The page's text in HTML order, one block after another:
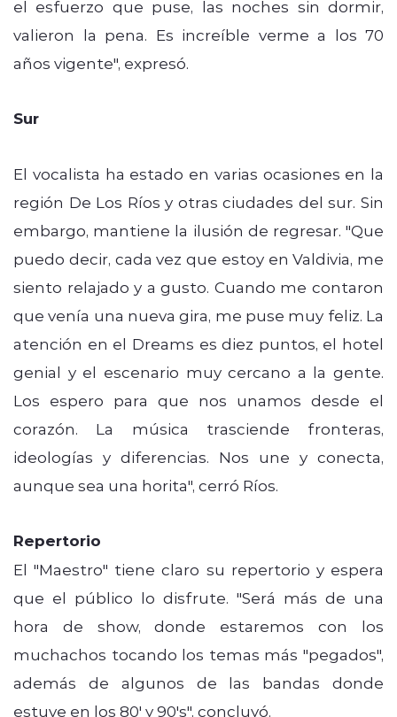
el esfuerzo que puse, las noches sin dormir,
valieron la pena. Es increíble verme a los 70
años vigente", expresó.
Sur
El vocalista ha estado en varias ocasiones en la
región De Los Ríos y otras ciudades del sur. Sin
embargo, mantiene la ilusión de regresar. "Que
puedo decir, cada vez que estoy en Valdivia, me
siento relajado y a gusto. Cuando me contaron
que venía una nueva gira, me puse muy feliz. La
atención en el Dreams es diez puntos, el hotel
genial y el escenario muy cercano a la gente.
Los espero para que nos unamos desde el
corazón. La música trasciende fronteras,
ideologías y diferencias. Nos une y conecta,
aunque sea una horita", cerró Ríos.
Repertorio
El "Maestro" tiene claro su repertorio y espera
que el público lo disfrute. "Será más de una
hora de show, donde estaremos con los
muchachos tocando los temas más "pegados",
además de algunos de las bandas donde
estuve en los 80' y 90's", concluyó.